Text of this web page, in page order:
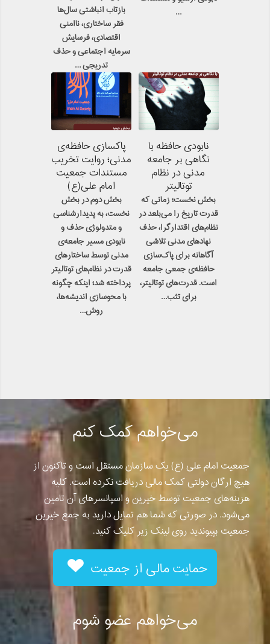
بازتاب انباشتی سال‌ها
فقر ساختاری، ناامنی
اقتصادی، فرسایش
سرمایه اجتماعی و حذف
تدریجی …
…
پاکسازی حافظه‌ی
مدنی؛ روایت تخریب
مستندات جمعیت
امام علی(ع)
بخش دوم در بخش
نخست، به پدیدارشناسی
و متدولوژی حذف و
نابودی مسیر جامعه‌ی
مدنی توسط ساختارهای
قدرت در نظام‌های توتالیتر
پرداخته شد؛ اینکه چگونه
با محوسازی اندیشه‌ها،
روش‌…
نابودی حافظه با
نگاهی بر جامعه
مدنی در نظام
توتالیتر
بخش نخست؛ زمانی که
قدرت تاریخ را می‌بلعد در
نظام‌های اقتدارگرا، حذف
نهادهای مدنی تلاشی
آگاهانه برای پاک‌سازی
حافظه‌ی جمعی جامعه
است. قدرت‌های توتالیتر،
برای تثب…
می‌خواهم کمک کنم
جمعیت امام علی (ع) یک سازمان مستقل است و تاکنون از
هیچ ارگان دولتی کمک مالی دریافت نکرده است. کلیه
هزینه‌های جمعیت توسط خیرین و اسپانسرهای آن تامین
می‌شود. در صورتی که شما هم تمایل دارید به جمع خیرین
جمعیت بپیوندید روی لینک زیر کلیک کنید.
حمایت مالی از جمعیت
می‌خواهم عضو شوم